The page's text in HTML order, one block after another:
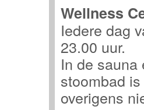
Wellness
Iedere dag
23.00 uur.
In de sauna
stoombad
overigens